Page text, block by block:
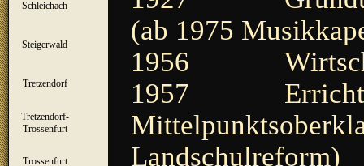
Schleichach ▼
Steigerwald ▼
Tretzendorf ▼
Tretzendorf-
Trossenfurt
▼
Trossenfurt
(ab 1975
1956
1957
Landschulreform)